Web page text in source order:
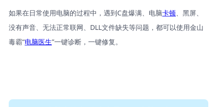
如果在日常使用电脑的过程中，遇到C盘爆满、电脑卡顿、黑屏、
没有声音、无法正常联网、DLL文件缺失等问题，都可以使用金山
毒霸“电脑医生”一键诊断，一键修复。